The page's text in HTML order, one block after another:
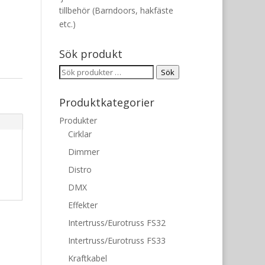
tillbehör (Barndoors, hakfäste
etc.)
Sök produkt
Sök
Sök
Produktkategorier
Produkter
Cirklar
Dimmer
Distro
DMX
Effekter
Intertruss/Eurotruss FS32
Intertruss/Eurotruss FS33
Kraftkabel